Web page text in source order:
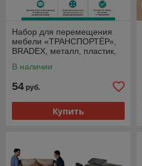
Набор для перемещения
мебели «ТРАНСПОРТЁР»,
BRADEX, металл, пластик,
В наличии
54 руб.
Купить